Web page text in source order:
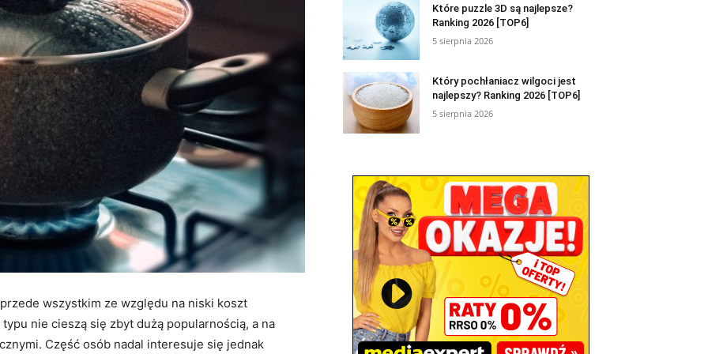
wszystkim ze względu na niski koszt
nie cieszą się zbyt dużą popularnością, a na
Część osób nadal interesuje się jednak
Które puzzle 3D są najlepsze?
Ranking 2026 [TOP6]
5 sierpnia 2026
Który pochłaniacz wilgoci jest
najlepszy? Ranking 2026 [TOP6]
5 sierpnia 2026